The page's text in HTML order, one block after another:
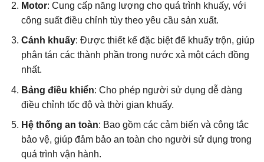
Motor: Cung cấp năng lượng cho quá trình khuấy, với
công suất điều chỉnh tùy theo yêu cầu sản xuất.
Cánh khuấy: Được thiết kế đặc biệt để khuấy trộn, giúp
phân tán các thành phần trong nước xả một cách đồng
nhất.
Bảng điều khiển: Cho phép người sử dụng dễ dàng
điều chỉnh tốc độ và thời gian khuấy.
Hệ thống an toàn: Bao gồm các cảm biến và công tắc
bảo vệ, giúp đảm bảo an toàn cho người sử dụng trong
quá trình vận hành.